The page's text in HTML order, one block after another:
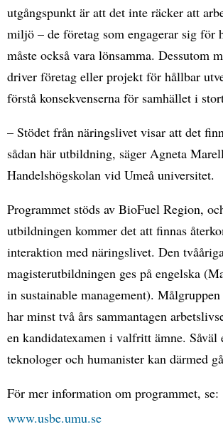
utgångspunkt är att det inte räcker att
miljö – de företag som engagerar sig för
måste också vara lönsamma. Dessutom
driver företag eller projekt för hållbar
förstå konsekvenserna för samhället i
– Stödet från näringslivet visar att det
sådan här utbildning, säger Agneta
Handelshögskolan vid Umeå universitet.
Programmet stöds av BioFuel Region,
utbildningen kommer det att finnas
interaktion med näringslivet. Den
magisterutbildningen ges på engelska
in sustainable management).
har minst två års sammantagen
en kandidatexamen i valfritt ämne. Såväl
teknologer och humanister kan därmed
För mer information om programmet, se:
www.usbe.umu.se